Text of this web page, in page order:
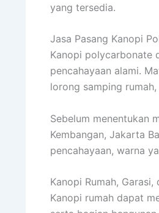
yang tersedia.
Jasa Pasang Kanopi
Kanopi polycarbonate
pencahayaan alami.
lorong samping
Sebelum menentukan
Kembangan, Jakarta
pencahayaan, warna
Kanopi Rumah,
Kanopi rumah dapat